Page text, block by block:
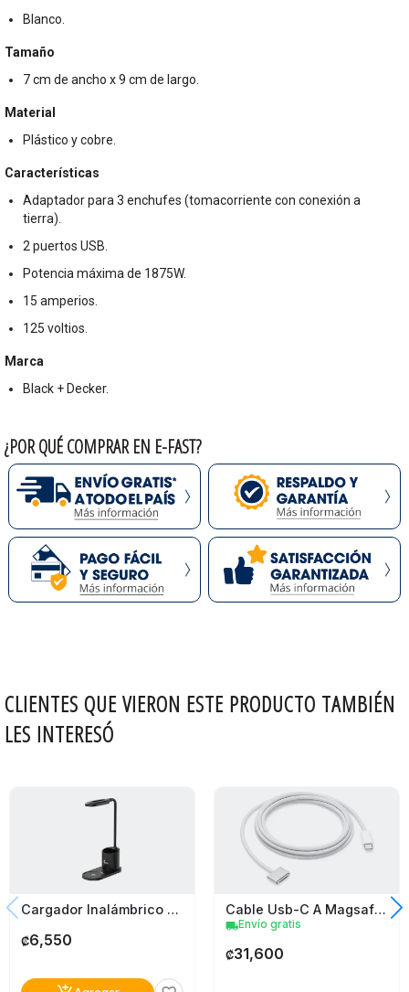
Blanco.
Tamaño
7 cm de ancho x 9 cm de largo.
Material
Plástico y cobre.
Características
Adaptador para 3 enchufes (tomacorriente con conexión a
tierra).
2 puertos USB.
Potencia máxima de 1875W.
15 amperios.
125 voltios.
Marca
Black + Decker.
¿POR QUÉ COMPRAR EN E-FAST?
CLIENTES QUE VIERON ESTE PRODUCTO TAMBIÉN
LES INTERESÓ
Cargador Inalámbrico Con Lámpara Led X-Tech Xta-701
₡6,550
Cable Usb-C A Magsafe 3 (2 M) Apple
local_shippingEnvío gratis
₡31,600